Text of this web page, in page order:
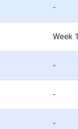
-
Week 1
-
-
-